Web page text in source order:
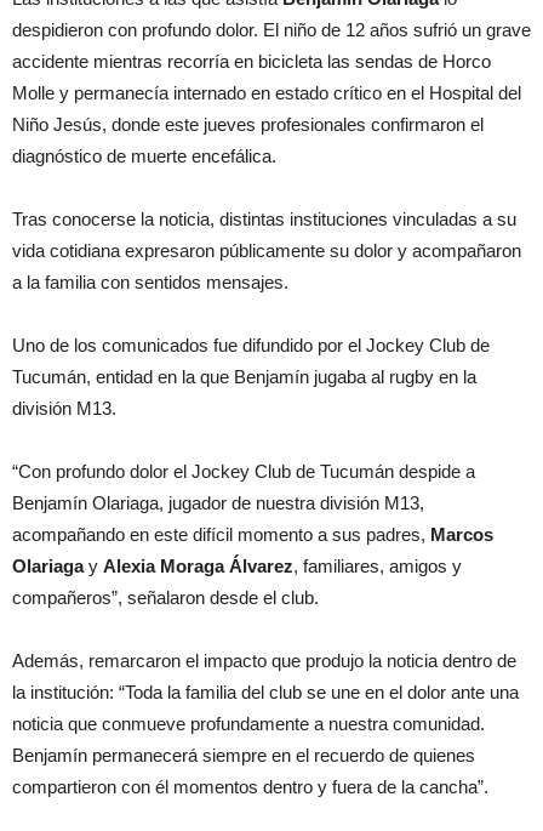
despidieron con profundo dolor. El niño de 12 años sufrió un grave
accidente mientras recorría en bicicleta las sendas de Horco
Molle y permanecía internado en estado crítico en el Hospital del
Niño Jesús, donde este jueves profesionales confirmaron el
diagnóstico de muerte encefálica.
Tras conocerse la noticia, distintas instituciones vinculadas a su
vida cotidiana expresaron públicamente su dolor y acompañaron
a la familia con sentidos mensajes.
Uno de los comunicados fue difundido por el Jockey Club de
Tucumán, entidad en la que Benjamín jugaba al rugby en la
división M13.
“Con profundo dolor el Jockey Club de Tucumán despide a
Benjamín Olariaga, jugador de nuestra división M13,
acompañando en este difícil momento a sus padres, Marcos
Olariagay Alexia Moraga Álvarez, familiares, amigos y
compañeros”, señalaron desde el club.
Además, remarcaron el impacto que produjo la noticia dentro de
la institución: “Toda la familia del club se une en el dolor ante una
noticia que conmueve profundamente a nuestra comunidad.
Benjamín permanecerá siempre en el recuerdo de quienes
compartieron con él momentos dentro y fuera de la cancha”.